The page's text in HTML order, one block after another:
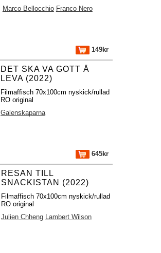
Marco Bellocchio Franco Nero
149kr
DET SKA VA GOTT Å
LEVA (2022)
Filmaffisch 70x100cm nyskick/rullad
RO original
Galenskaparna
645kr
RESAN TILL
SNACKISTAN (2022)
Filmaffisch 70x100cm nyskick/rullad
RO original
Julien Chheng Lambert Wilson